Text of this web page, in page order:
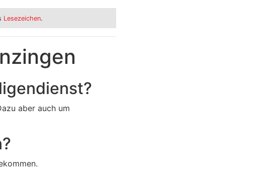
Lesezeichen.
aber auch um